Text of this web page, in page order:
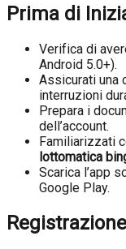
Prima di
Verifica di
Android 5.0+).
Assicurati una
interruzioni
Prepara i
dell’account.
Familiarizzati
lottomatica
Scarica l’app
Google Play.